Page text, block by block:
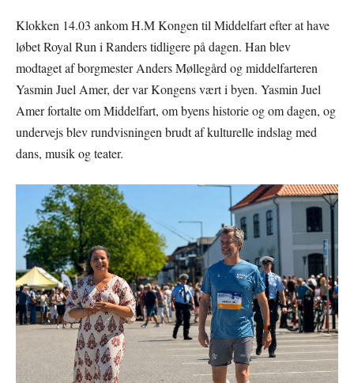
Klokken 14.03 ankom H.M Kongen til Middelfart efter at have
løbet Royal Run i Randers tidligere på dagen. Han blev
modtaget af borgmester Anders Møllegård og middelfarteren
Yasmin Juel Amer, der var Kongens vært i byen. Yasmin Juel
Amer fortalte om Middelfart, om byens historie og om dagen, og
undervejs blev rundvisningen brudt af kulturelle indslag med
dans, musik og teater.